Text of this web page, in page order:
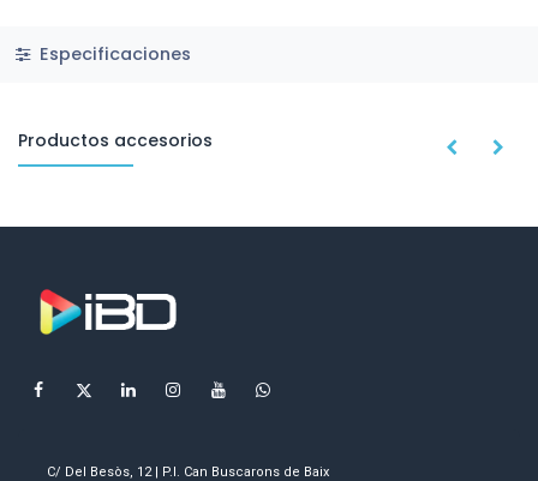
Especificaciones
Productos accesorios
C/ Del Besòs, 12 | P.I. Can Buscarons de Baix